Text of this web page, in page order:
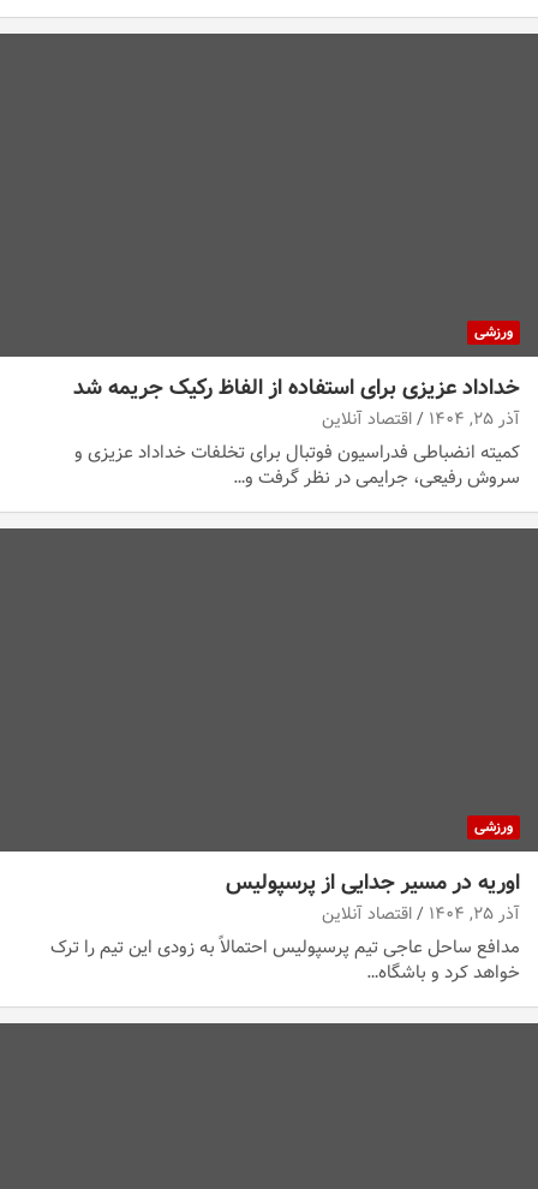
ورزشی
خداداد عزیزی برای استفاده از الفاظ رکیک جریمه شد
آذر ۲۵, ۱۴۰۴ اقتصاد آنلاین
کمیته انضباطی فدراسیون فوتبال برای تخلفات خداداد عزیزی و
سروش رفیعی، جرایمی در نظر گرفت و…
ورزشی
اوریه در مسیر جدایی از پرسپولیس
آذر ۲۵, ۱۴۰۴ اقتصاد آنلاین
مدافع ساحل عاجی تیم پرسپولیس احتمالاً به زودی این تیم را ترک
خواهد کرد و باشگاه…